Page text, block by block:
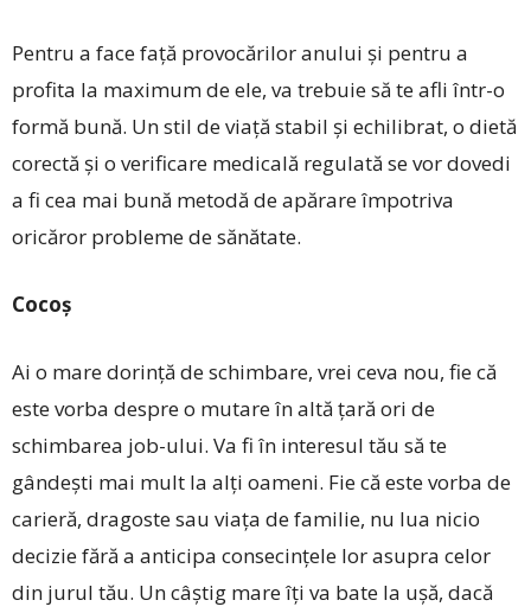
Pentru a face faţă provocărilor anului și pentru a
profita la maximum de ele, va trebuie să te afli într-o
formă bună. Un stil de viaţă stabil și echilibrat, o dietă
corectă și o verificare medicală regulată se vor dovedi
a fi cea mai bună metodă de apărare împotriva
oricăror probleme de sănătate.
Cocoș
Ai o mare dorință de schimbare, vrei ceva nou, fie că
este vorba despre o mutare în altă țară ori de
schimbarea job-ului. Va fi în interesul tău să te
gândești mai mult la alţi oameni. Fie că este vorba de
carieră, dragoste sau viaţa de familie, nu lua nicio
decizie fără a anticipa consecinţele lor asupra celor
din jurul tău. Un câștig mare îţi va bate la ușă, dacă